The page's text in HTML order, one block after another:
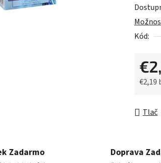
5
Kód:
€2,19
Tlač
Zadarmo Doprava